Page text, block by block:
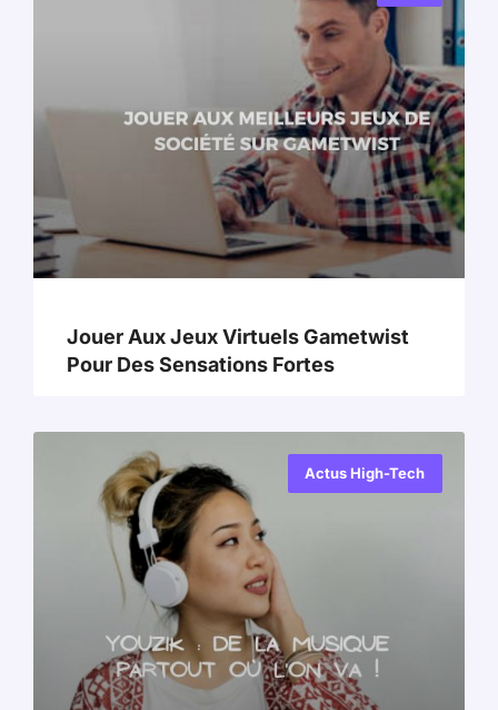
Jouer Aux Jeux Virtuels Gametwist
Pour Des Sensations Fortes
Actus High-Tech